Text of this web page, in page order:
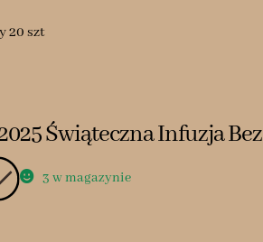
20 szt
Świąteczna Infuzja
3 w magazynie